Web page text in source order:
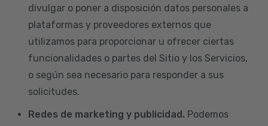
divulgar o poner a disposición datos personales a
plataformas y proveedores externos que
utilizamos para proporcionar u ofrecer ciertas
funcionalidades o partes del Sitio y los Servicios,
o según sea necesario para responder a sus
solicitudes.
Redes de marketing y publicidad. Podemos